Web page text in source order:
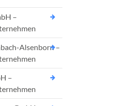
–
Alsenborn –
–